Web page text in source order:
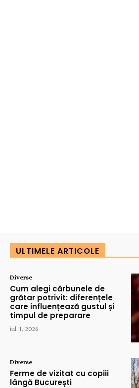
ULTIMELE ARTICOLE
Diverse
Cum alegi cărbunele de
grătar potrivit: diferențele
care influențează gustul și
timpul de preparare
iul. 1, 2026
Diverse
Ferme de vizitat cu copiii
lângă București